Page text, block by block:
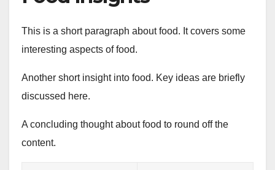
This is a short paragraph about food. It covers some
interesting aspects of food.
Another short insight into food. Key ideas are briefly
discussed here.
A concluding thought about food to round off the
content.